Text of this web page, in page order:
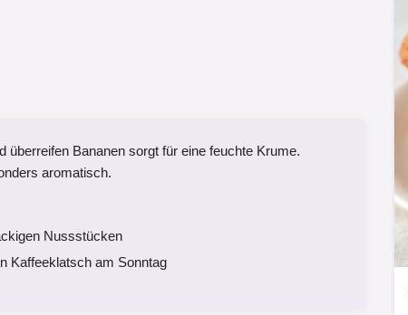
Bananen sorgt für eine feuchte Krume.
aromatisch.
Nussstücken
Kaffeeklatsch am Sonntag